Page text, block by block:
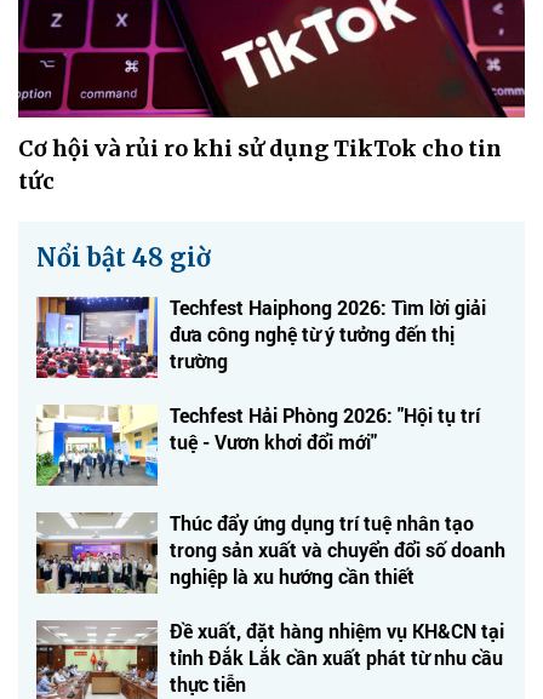
Cơ hội và rủi ro khi sử dụng TikTok cho tin
tức
Nổi bật 48 giờ
Techfest Haiphong 2026: Tìm lời giải
đưa công nghệ từ ý tưởng đến thị
trường
Techfest Hải Phòng 2026: "Hội tụ trí
tuệ - Vươn khơi đổi mới"
Thúc đẩy ứng dụng trí tuệ nhân tạo
trong sản xuất và chuyển đổi số doanh
nghiệp là xu hướng cần thiết
Đề xuất, đặt hàng nhiệm vụ KH&CN tại
tỉnh Đắk Lắk cần xuất phát từ nhu cầu
thực tiễn